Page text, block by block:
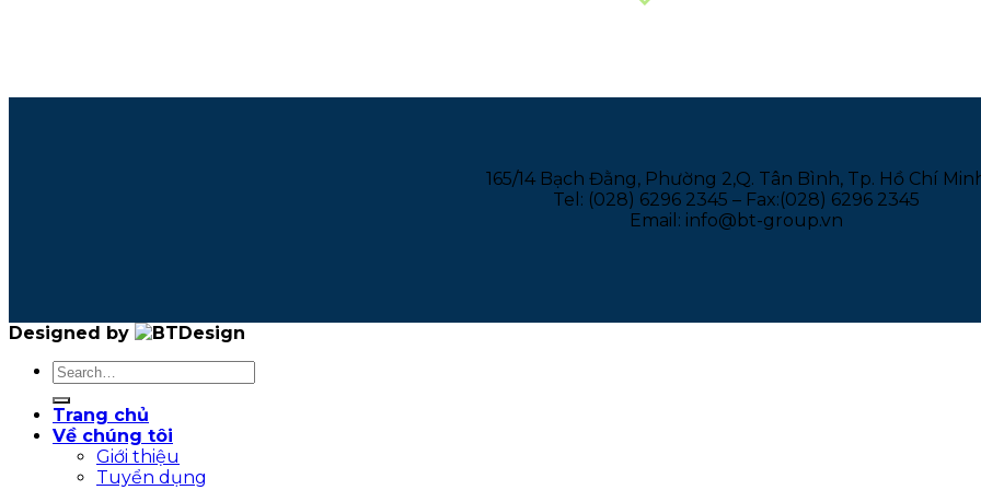
165/14 Bạch Đằng, Phường 2,Q. Tân Bình, Tp. Hồ Chí
Tel: (028) 6296 2345 – Fax:(028) 6296 2345
Email: info@bt-group.vn
Designed by
Trang chủ
Về chúng tôi
Giới thiệu
Tuyển dụng